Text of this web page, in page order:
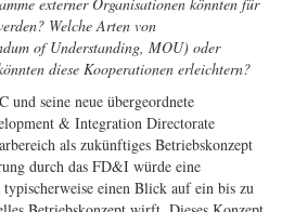
externer Organisationen könnten für
Welche Arten von
of Understanding, MOU) oder
diese Kooperationen erleichtern?
und seine neue übergeordnete
& Integration Directorate
als zukünftiges Betriebskonzept
durch das FD&I würde eine
einen Blick auf ein bis zu